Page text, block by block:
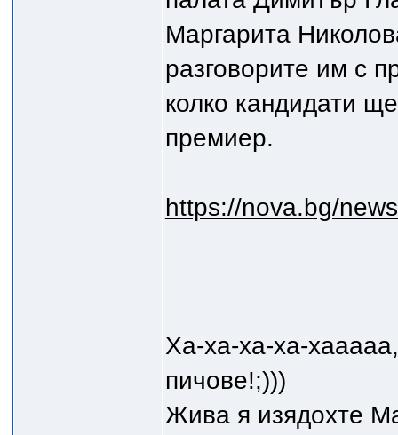
Маргарита
разговорите им с
колко кандидати
премиер.
https://nova.bg/
Ха-ха-ха-ха-
пичове!;)))
Жива я изядохте